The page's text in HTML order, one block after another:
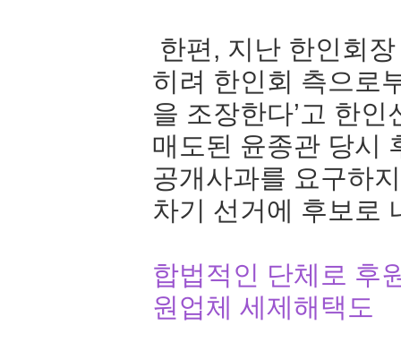
한편, 지난 한인회
히려 한인회 측으로
을 조장한다’고 한
매도된 윤종관 당시
공개사과를 요구하
차기 선거에 후보로
합법적인 단체로 후
원업체 세제해택도